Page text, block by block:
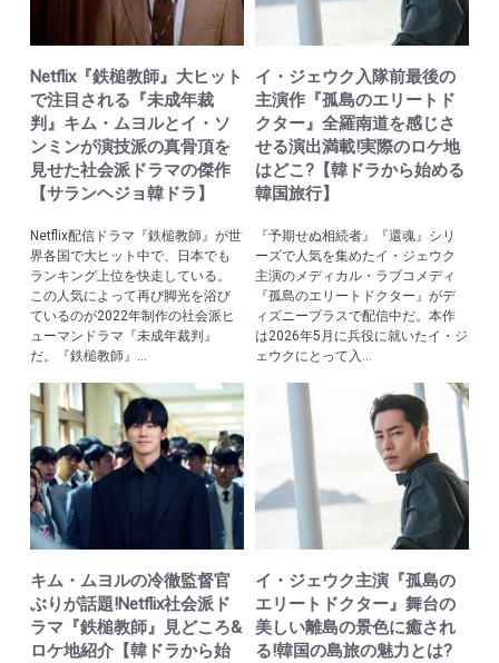
Netflix『鉄槌教師』大ヒット
で注目される『未成年裁
判』キム・ムヨルとイ・ソ
ンミンが演技派の真骨頂を
見せた社会派ドラマの傑作
【サランヘジョ韓ドラ】
Netflix配信ドラマ『鉄槌教師』が世
界各国で大ヒット中で、日本でも
ランキング上位を快走している。
この人気によって再び脚光を浴び
ているのが2022年制作の社会派ヒ
ューマンドラマ『未成年裁判』
だ。『鉄槌教師』...
イ・ジェウク入隊前最後の
主演作『孤島のエリートド
クター』全羅南道を感じさ
せる演出満載!実際のロケ地
はどこ?【韓ドラから始める
韓国旅行】
『予期せぬ相続者』『還魂』シリ
ーズで人気を集めたイ・ジェウク
主演のメディカル・ラブコメディ
『孤島のエリートドクター』がデ
ィズニープラスで配信中だ。本作
は2026年5月に兵役に就いたイ・ジ
ェウクにとって入...
キム・ムヨルの冷徹監督官
ぶりが話題!Netflix社会派ド
ラマ『鉄槌教師』見どころ&
ロケ地紹介【韓ドラから始
イ・ジェウク主演『孤島の
エリートドクター』舞台の
美しい離島の景色に癒され
る!韓国の島旅の魅力とは?